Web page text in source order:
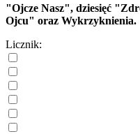
"Ojcze Nasz", dziesięć
Ojcu" oraz Wykrzyknienia.
Licznik: